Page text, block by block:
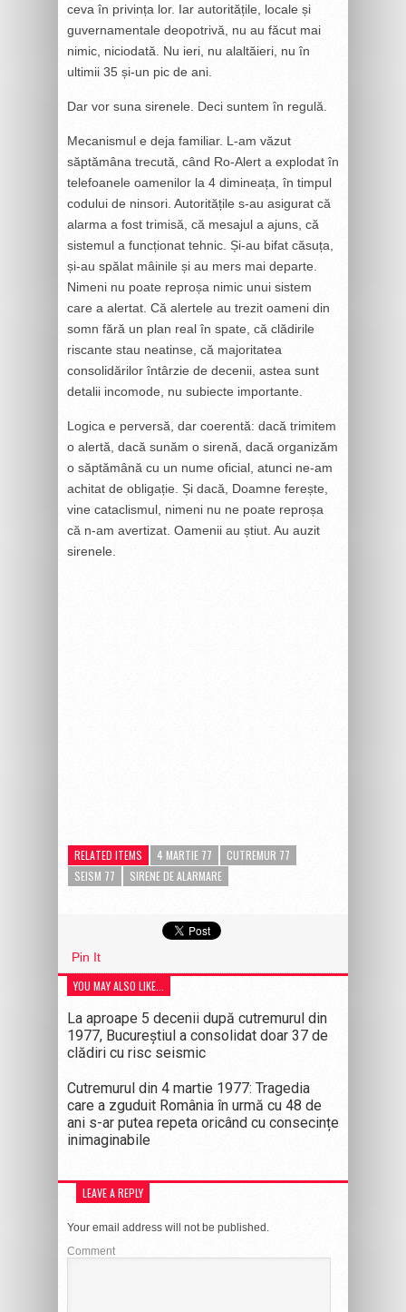
ceva în privința lor. Iar autoritățile, locale și
guvernamentale deopotrivă, nu au făcut mai
nimic, niciodată. Nu ieri, nu alaltăieri, nu în
ultimii 35 și-un pic de ani.
Dar vor suna sirenele. Deci suntem în regulă.
Mecanismul e deja familiar. L-am văzut
săptămâna trecută, când Ro-Alert a explodat în
telefoanele oamenilor la 4 dimineața, în timpul
codului de ninsori. Autoritățile s-au asigurat că
alarma a fost trimisă, că mesajul a ajuns, că
sistemul a funcționat tehnic. Și-au bifat căsuța,
și-au spălat mâinile și au mers mai departe.
Nimeni nu poate reproșa nimic unui sistem
care a alertat. Că alertele au trezit oameni din
somn fără un plan real în spate, că clădirile
riscante stau neatinse, că majoritatea
consolidărilor întârzie de decenii, astea sunt
detalii incomode, nu subiecte importante.
Logica e perversă, dar coerentă: dacă trimitem
o alertă, dacă sunăm o sirenă, dacă organizăm
o săptămână cu un nume oficial, atunci ne-am
achitat de obligație. Și dacă, Doamne ferește,
vine cataclismul, nimeni nu ne poate reproșa
că n-am avertizat. Oamenii au știut. Au auzit
sirenele.
RELATED ITEMS 4 MARTIE 77
CUTREMUR 77
SEISM 77
SIRENE DE ALARMARE
Pin It
YOU MAY ALSO LIKE...
La aproape 5 decenii după cutremurul din
1977, Bucureștiul a consolidat doar 37 de
clădiri cu risc seismic
Cutremurul din 4 martie 1977: Tragedia
care a zguduit România în urmă cu 48 de
ani s-ar putea repeta oricând cu consecințe
inimaginabile
LEAVE A REPLY
Your email address will not be published.
Comment